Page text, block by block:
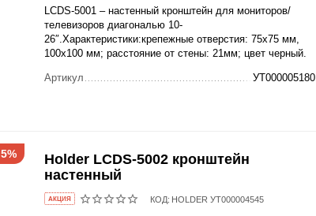
LCDS-5001 – настенный кронштейн для мониторов/
телевизоров диагональю 10-
26″.Характеристики:крепежные отверстия: 75х75 мм,
100х100 мм; расстояние от стены: 21мм; цвет черный.
Артикул УТ000005180
5%
Holder LCDS-5002 кронштейн
настенный
AКЦИЯ КОД: HOLDER УТ000004545